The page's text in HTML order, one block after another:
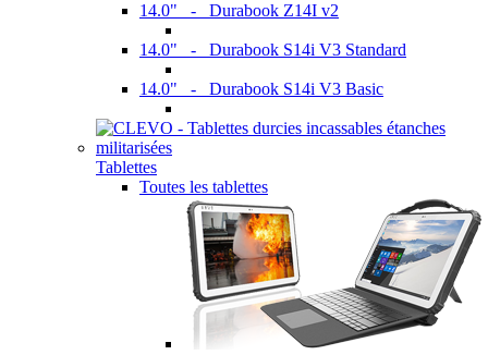
14.0" - Durabook Z14I v2
14.0" - Durabook S14i V3 Standard
14.0" - Durabook S14i V3 Basic
Tablettes
Toutes les tablettes